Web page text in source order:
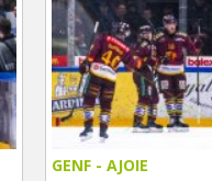
GENF - AJOIE